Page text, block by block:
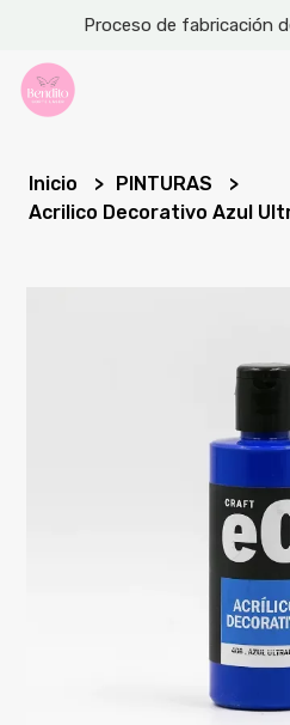
Proceso de fabricación
Inicio
PINTURAS
Acrilico Decorativo Azul